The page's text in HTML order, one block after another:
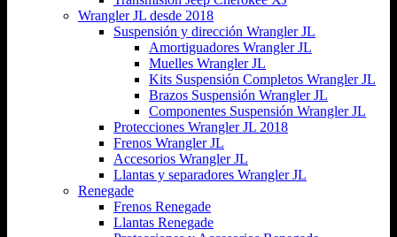
Wrangler JL desde 2018
Suspensión y dirección Wrangler JL
Amortiguadores Wrangler JL
Muelles Wrangler JL
Kits Suspensión Completos Wrangler JL
Brazos Suspensión Wrangler JL
Componentes Suspensión Wrangler JL
Protecciones Wrangler JL 2018
Frenos Wrangler JL
Accesorios Wrangler JL
Llantas y separadores Wrangler JL
Renegade
Frenos Renegade
Llantas Renegade